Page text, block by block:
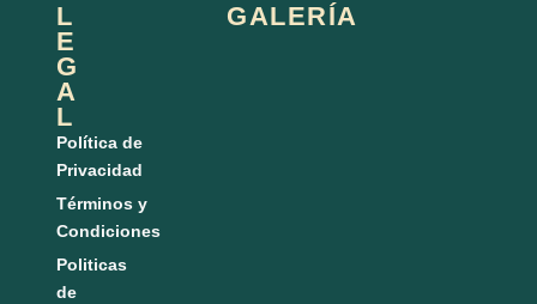
L
E
G
A
L
Política de
Privacidad
Términos y
Condiciones
Politicas
de
GALERÍA